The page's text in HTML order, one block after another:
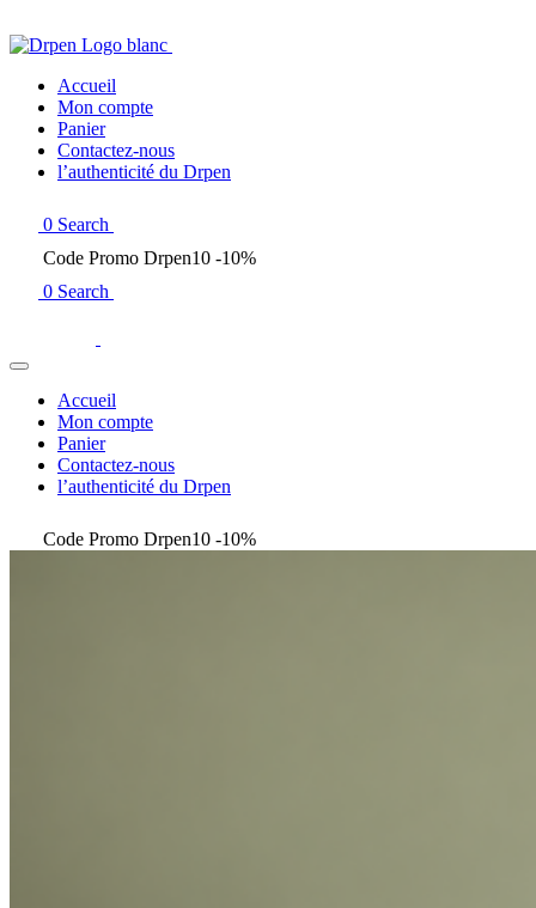
Accueil
Mon compte
Panier
Contactez-nous
l’authenticité du Drpen
0 Search
Code Promo Drpen10 -10%
0 Search
Accueil
Mon compte
Panier
Contactez-nous
l’authenticité du Drpen
Code Promo Drpen10 -10%